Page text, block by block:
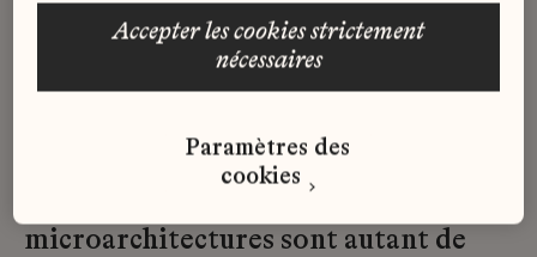
MTX fait la démonstration d’une
nouvelle interprétation de la
broderie. Celle-ci n’est plus un simple
structurant du projet architectural :
cloisons ajourées, panneaux
microarchitectures sont autant de
accepter les cookies strictement
nécessaires
Paramètres des
cookies